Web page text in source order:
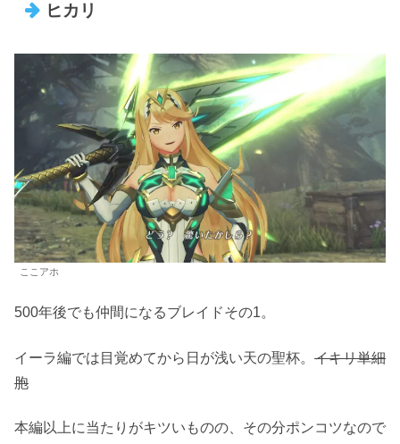
ヒカリ
ここアホ
500年後でも仲間になるブレイドその1。
イーラ編では目覚めてから日が浅い天の聖杯。 イキリ単細
胞
本編以上に当たりがキツいものの、その分ポンコツなので